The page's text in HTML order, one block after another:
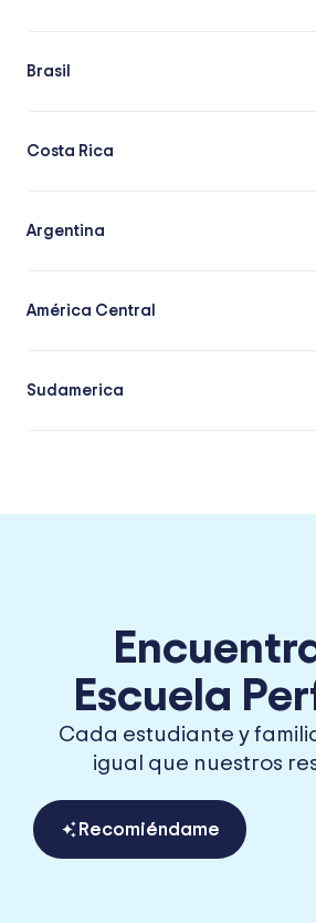
Brasil
Costa Rica
Argentina
América Central
Sudamerica
Escuela
Cada estudiante y
igual que nuestros
Recomiéndame